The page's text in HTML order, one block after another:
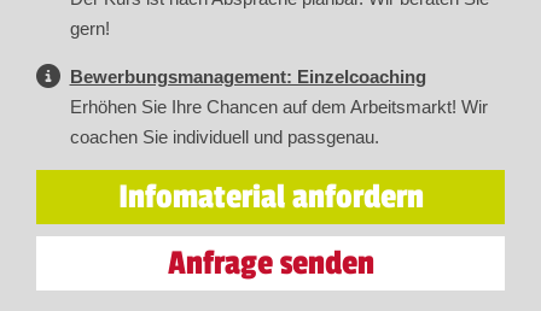
gern!
Bewerbungsmanagement: Einzelcoaching
Erhöhen Sie Ihre Chancen auf dem Arbeitsmarkt! Wir
coachen Sie individuell und passgenau.
Infomaterial anfordern
Anfrage senden